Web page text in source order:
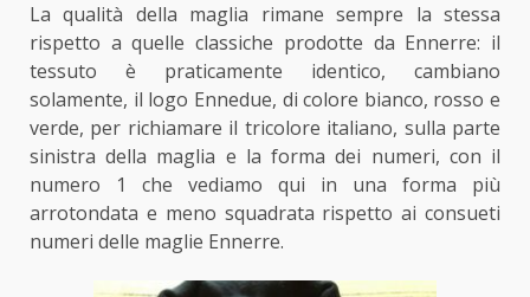
La qualità della maglia rimane sempre la stessa
rispetto a quelle classiche prodotte da Ennerre: il
tessuto è praticamente identico, cambiano
solamente, il logo Ennedue, di colore bianco, rosso e
verde, per richiamare il tricolore italiano, sulla parte
sinistra della maglia e la forma dei numeri, con il
numero 1 che vediamo qui in una forma più
arrotondata e meno squadrata rispetto ai consueti
numeri delle maglie Ennerre.